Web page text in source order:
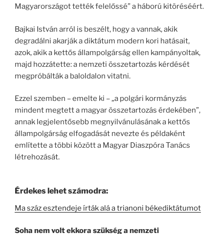
Magyarországot tették felelőssé” a háború kitöréséért.
Bajkai István arról is beszélt, hogy a vannak, akik
degradálni akarják a diktátum modern kori hatásait,
azok, akik a kettős állampolgárság ellen kampányoltak,
majd hozzátette: a nemzeti összetartozás kérdését
megpróbálták a baloldalon vitatni.
Ezzel szemben – emelte ki – „a polgári kormányzás
mindent megtett a magyar összetartozás érdekében”,
annak legjelentősebb megnyilvánulásának a kettős
állampolgárság elfogadását nevezte és példaként
említette a többi között a Magyar Diaszpóra Tanács
létrehozását.
Érdekes lehet számodra:
Ma száz esztendeje írták alá a trianoni békediktátumot
Soha nem volt ekkora szükség a nemzeti